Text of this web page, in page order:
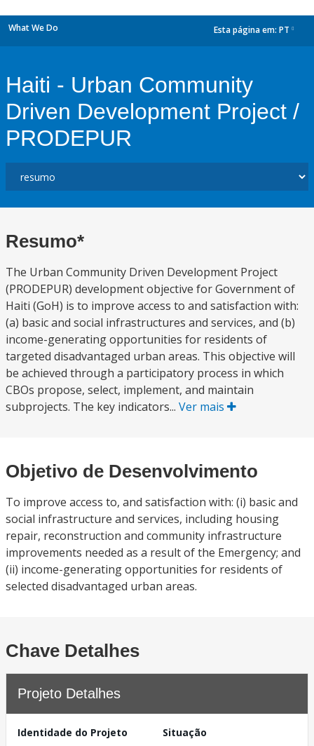
What We Do Esta página em: PT
Haiti - Urban Community
Driven Development Project /
PRODEPUR
Resumo*
The Urban Community Driven Development Project
(PRODEPUR) development objective for Government of
Haiti (GoH) is to improve access to and satisfaction with:
(a) basic and social infrastructures and services, and (b)
income-generating opportunities for residents of
targeted disadvantaged urban areas. This objective will
be achieved through a participatory process in which
CBOs propose, select, implement, and maintain
subprojects. The key indicators... Ver mais
Objetivo de Desenvolvimento
To improve access to, and satisfaction with: (i) basic and
social infrastructure and services, including housing
repair, reconstruction and community infrastructure
improvements needed as a result of the Emergency; and
(ii) income-generating opportunities for residents of
selected disadvantaged urban areas.
Chave Detalhes
Projeto Detalhes
Identidade do Projeto
Situação